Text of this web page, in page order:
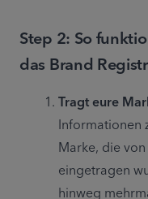
Step 2: So
das Brand
Tragt eure
Informationen
Marke, die
eingetragen
hinweg